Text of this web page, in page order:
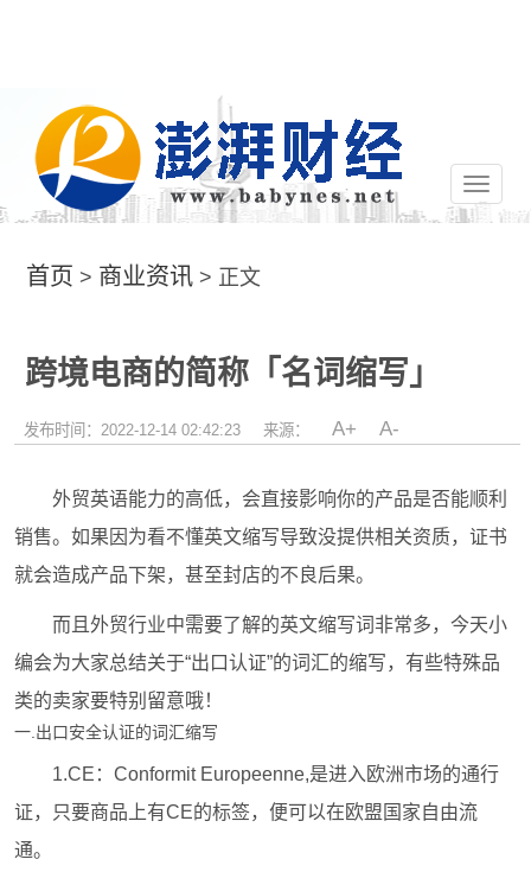
切
换
首页 > 商业资讯 > 正文
跨境电商的简称「名词缩写」
发布时间：2022-12-14 02:42:23 来源： A+ A-
外贸英语能力的高低，会直接影响你的产品是否能顺利
销售。如果因为看不懂英文缩写导致没提供相关资质，证书
就会造成产品下架，甚至封店的不良后果。
而且外贸行业中需要了解的英文缩写词非常多，今天小
编会为大家总结关于“出口认证”的词汇的缩写，有些特殊品
类的卖家要特别留意哦！
一.出口安全认证的词汇缩写
1.CE：Conformit Europeenne,是进入欧洲市场的通行
证，只要商品上有CE的标签，便可以在欧盟国家自由流
通。